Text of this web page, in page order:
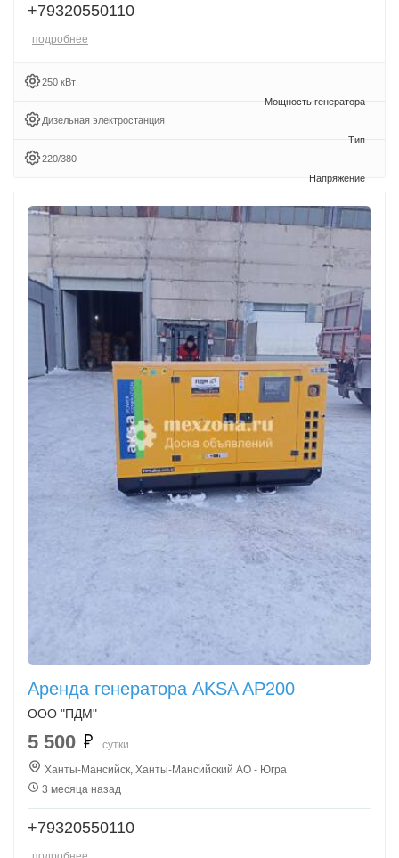
+79320550110
подробнее
250 кВт
Дизельная электростанция
220/380
Аренда генератора AKSA AP200
ООО "ПДМ"
5 500
сутки
Ханты-Мансийск, Ханты-Мансийский АО - Югра
3 месяца назад
+79320550110